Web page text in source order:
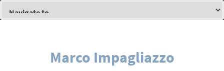
Marco Impagliazzo